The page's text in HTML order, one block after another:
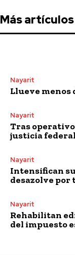
Más artículos
Nayarit
Llueve
Nayarit
Tras
justicia federal
Nayarit
Intensifican
desazolve por
Nayarit
Rehabilitan
del impuesto